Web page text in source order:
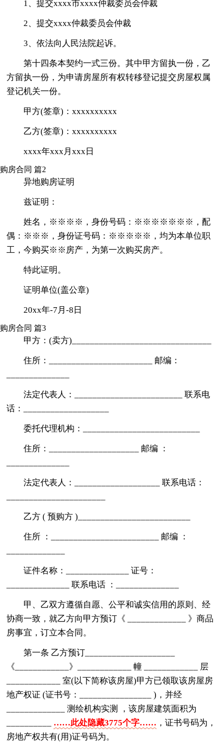
1、提交xxxx市xxxx仲裁委员会仲裁
2、提交xxxx仲裁委员会仲裁
3、依法向人民法院起诉。
第十四条本契约一式三份。其中甲方留执一份，乙
方留执一份，为申请房屋所有权转移登记提交房屋权属
登记机关一份。
甲方(签章)：xxxxxxxxxx
乙方(签章)：xxxxxxxxxx
xxxx年xxx月xxx日
购房合同 篇2
异地购房证明
兹证明：
姓名，※※※※，身份号码：※※※※※※※，配
偶：※※※，身份证号码：※※※※※，均为本单位职
工，今购买※※房产，为第一次购买房产。
特此证明。
证明单位(盖公章)
20xx年-7月-8日
购房合同 篇3
甲方：(卖方)_______________________________
住所：_______________________ 邮编：
法定代表人：________________________ 联系电
话：___________________
委托代理机构：__________________________
住所：____________________ 邮编 ：
法定代表人：___________________ 联系电话：
乙方 ( 预购方 )_________________________
住所 ：________________________ 邮编 ：
证件名称：______________ 证号：
______________ 联系电话 ：______________
甲、乙双方遵循自愿、公平和诚实信用的原则、经
协商一致，就乙方向甲方预订《 _____________ 》商品
房事宜，订立本合同。
第一条 乙方预订____________________
《____________》____________ 幢 ____________ 层
____________ 室(以下简称该房屋)甲方已领取该房屋房
地产权证 (证书号：________________ )，并经
_____________ 测绘机构实测 ，该房屋建筑面积为
……此处隐藏3775个字…… ，证书号码为，
房地产权共有(用)证号码为。